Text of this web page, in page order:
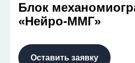
Блок
«Нейро-ММГ»
Оставить заявку